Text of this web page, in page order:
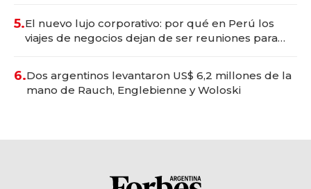
5.El nuevo lujo corporativo: por qué en Perú los
viajes de negocios dejan de ser reuniones para
6.Dos argentinos levantaron US$ 6,2 millones de la
mano de Rauch, Englebienne y Woloski